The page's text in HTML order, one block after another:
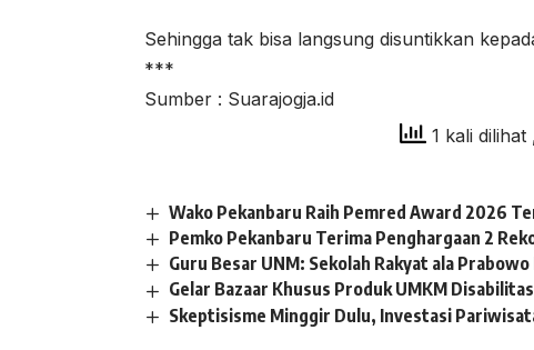
Sehingga tak bisa langsung disuntikkan
***
Sumber : Suarajogja.id
1 kali dilihat
Wako Pekanbaru Raih Pemred Award 2026
Pemko Pekanbaru Terima Penghargaan 2
Guru Besar UNM: Sekolah Rakyat ala
Gelar Bazaar Khusus Produk UMKM
Skeptisisme Minggir Dulu, Investasi